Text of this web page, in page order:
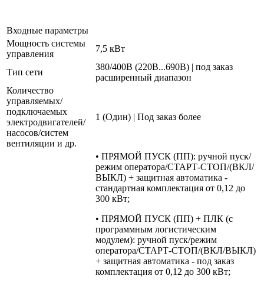
Входные параметры
Мощность системы
управления
7,5 кВт
Тип сети
380/400В (220В...690В) | под заказ
расширенный диапазон
Количество
управляемых/
подключаемых
электродвигателей/
насосов/систем
вентиляции и др.
1 (Один) | Под заказ более
• ПРЯМОЙ ПУСК (ПП): ручной пуск/
режим оператора/СТАРТ-СТОП/(ВКЛ/
ВЫКЛ) + защитная автоматика -
стандартная комплектация от 0,12 до
300 кВт;
• ПРЯМОЙ ПУСК (ПП) + ПЛК (с
программным логистическим
модулем): ручной пуск/режим
оператора/СТАРТ-СТОП/(ВКЛ/ВЫКЛ)
+ защитная автоматика - под заказ
комплектация от 0,12 до 300 кВт;